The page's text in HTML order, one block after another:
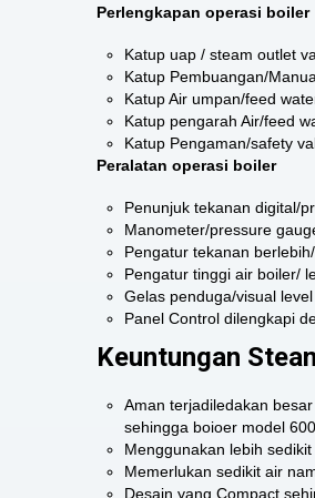
Perlengkapan operasi boiler
Katup uap / steam outlet
Katup Pembuangan/
Katup Air umpan/feed
Katup pengarah Air/feed
Katup Pengaman/safety
Peralatan operasi boiler
Penunjuk tekanan digital/
Manometer/pressure
Pengatur tekanan
Pengatur tinggi air boiler/
Gelas penduga/visual
Panel Control dilengkapi
Keuntungan
Aman terjadiledakan
sehingga boioer model
Menggunakan lebih
Memerlukan sedikit air
Desain yang Compact